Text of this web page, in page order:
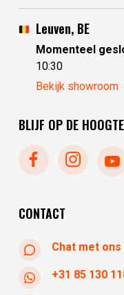
zaterdag
zondag
maandag
dinsdag
woensdag
Leuven, BE
Momenteel
10:30
vrijdag
zondag
dinsdag
woensdag
Bekijk showroom
BLIJF OP DE
CONTACT
Chat met ons
+31 85 130